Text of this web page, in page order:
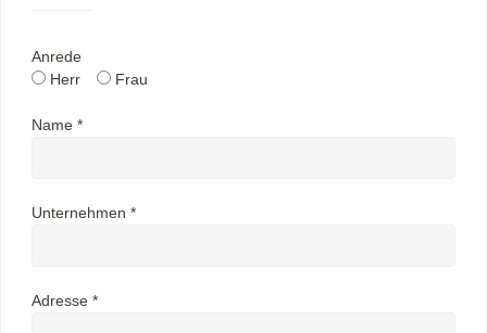
Anrede
Herr
Frau
Name *
Unternehmen *
Adresse *